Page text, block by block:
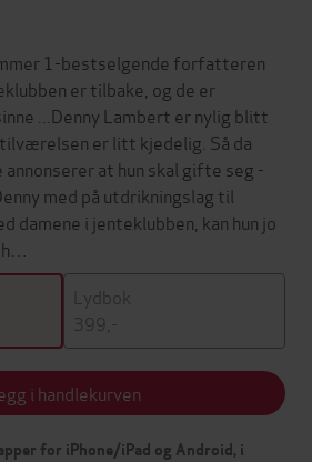
1-bestselgende forfatteren
er tilbake, og de er
...Denny Lambert er nylig blitt
er litt kjedelig. Så da
at hun skal gifte seg -
med på utdrikningslag til
damene i jenteklubben, kan hun jo
Lydbok
399,-
i handlekurven
for iPhone/iPad og Android, i